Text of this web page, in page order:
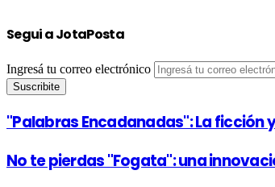
Segui a JotaPosta
Ingresá tu correo electrónico
"Palabras Encadanadas": La
No te pierdas "Fogata": una